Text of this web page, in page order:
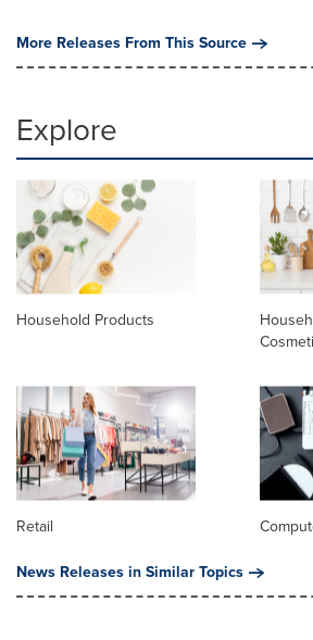
More Releases From This Source
Explore
Household Products
Retail
News Releases in Similar Topics